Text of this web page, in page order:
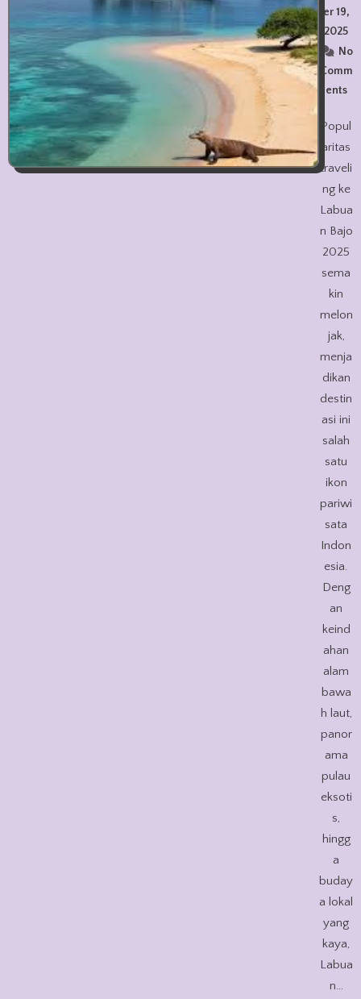
er 19,
2025
No
Comm
ents
Popul
aritas
traveli
ng ke
Labua
n Bajo
2025
sema
kin
melon
jak,
menja
dikan
destin
asi ini
salah
satu
ikon
pariwi
sata
Indon
esia.
Deng
an
keind
ahan
alam
bawa
h laut,
panor
ama
pulau
eksoti
s,
hingg
a
buday
a lokal
yang
kaya,
Labua
n…